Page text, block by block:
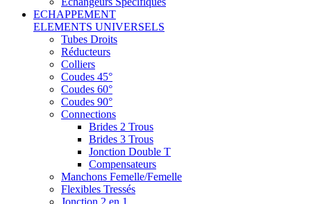
ECHAPPEMENT
ELEMENTS UNIVERSELS
Tubes Droits
Réducteurs
Colliers
Coudes 45°
Coudes 60°
Coudes 90°
Connections
Brides 2 Trous
Brides 3 Trous
Jonction Double T
Compensateurs
Manchons Femelle/Femelle
Flexibles Tressés
Jonction 2 en 1